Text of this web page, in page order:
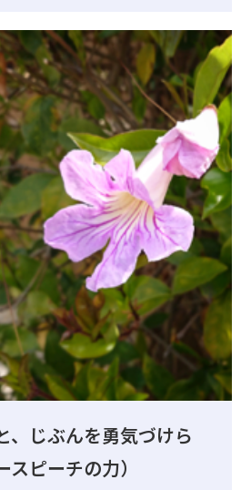
、じぶんを勇気づけら
ピーチの力）